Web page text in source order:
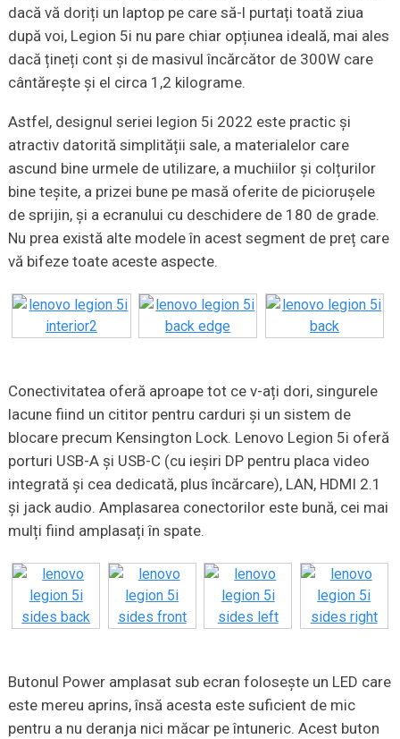
dacă vă doriți un laptop pe care să-l purtați toată ziua
după voi, Legion 5i nu pare chiar opțiunea ideală, mai ales
dacă țineți cont și de masivul încărcător de 300W care
cântărește și el circa 1,2 kilograme.
Astfel, designul seriei legion 5i 2022 este practic și
atractiv datorită simplității sale, a materialelor care
ascund bine urmele de utilizare, a muchiilor și colțurilor
bine teșite, a prizei bune pe masă oferite de piciorușele
de sprijin, și a ecranului cu deschidere de 180 de grade.
Nu prea există alte modele în acest segment de preț care
vă bifeze toate aceste aspecte.
Conectivitatea oferă aproape tot ce v-ați dori, singurele
lacune fiind un cititor pentru carduri și un sistem de
blocare precum Kensington Lock. Lenovo Legion 5i oferă
porturi USB-A și USB-C (cu ieșiri DP pentru placa video
integrată și cea dedicată, plus încărcare), LAN, HDMI 2.1
și jack audio. Amplasarea conectorilor este bună, cei mai
mulți fiind amplasați în spate.
Butonul Power amplasat sub ecran folosește un LED care
este mereu aprins, însă acesta este suficient de mic
pentru a nu deranja nici măcar pe întuneric. Acest buton